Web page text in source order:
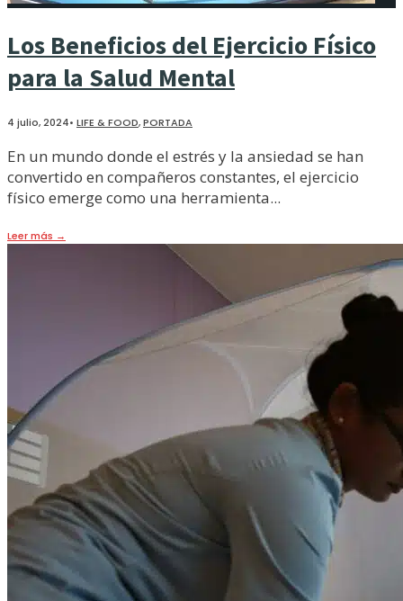
Los Beneficios del Ejercicio Físico
para la Salud Mental
4 julio, 2024• LIFE & FOOD,PORTADA
En un mundo donde el estrés y la ansiedad se han
convertido en compañeros constantes, el ejercicio
físico emerge como una herramienta...
Leer más →